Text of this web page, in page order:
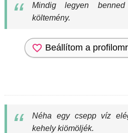
Mindig legyen
költemény.
Beállítom a
Néha egy csepp víz
kehely kiömöljék.